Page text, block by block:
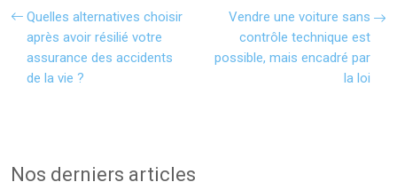
Quelles alternatives choisir
après avoir résilié votre
assurance des accidents
de la vie ?
Vendre une voiture sans
contrôle technique est
possible, mais encadré par
la loi
Nos derniers articles